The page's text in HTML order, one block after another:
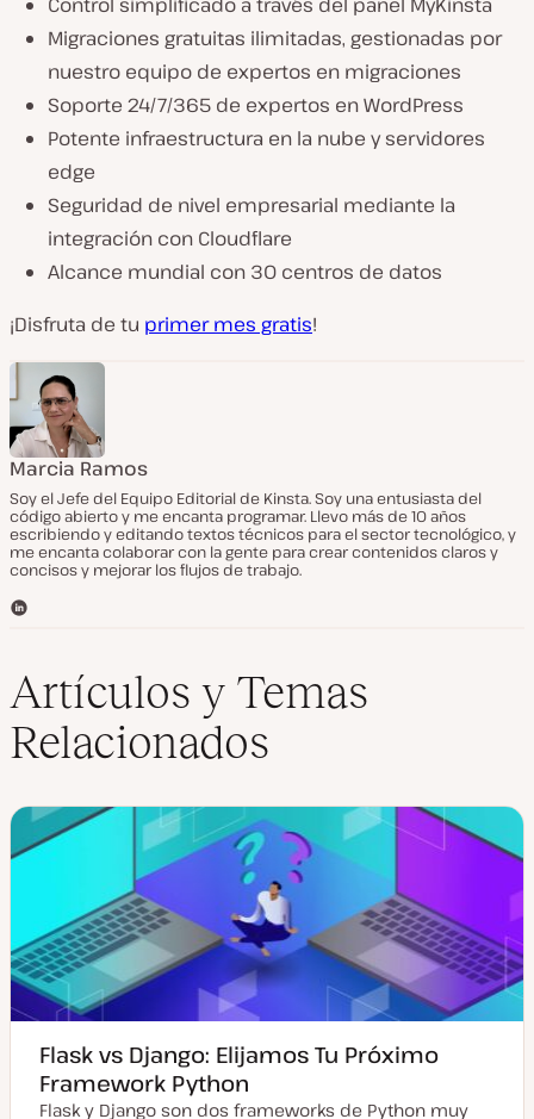
Migraciones gratuitas ilimitadas, gestionadas por
nuestro equipo de expertos en migraciones
Soporte 24/7/365 de expertos en WordPress
Potente infraestructura en la nube y servidores
edge
Seguridad de nivel empresarial mediante la
integración con Cloudflare
Alcance mundial con 30 centros de datos
¡Disfruta de tu primer mes gratis!
Marcia Ramos
Soy el Jefe del Equipo Editorial de Kinsta. Soy una entusiasta del
código abierto y me encanta programar. Llevo más de 10 años
escribiendo y editando textos técnicos para el sector tecnológico, y
me encanta colaborar con la gente para crear contenidos claros y
concisos y mejorar los flujos de trabajo.
L
e
d
n
Artículos y Temas
Relacionados
Flask vs Django: Elijamos Tu Próximo
Framework Python
Flask y Django son dos frameworks de Python muy